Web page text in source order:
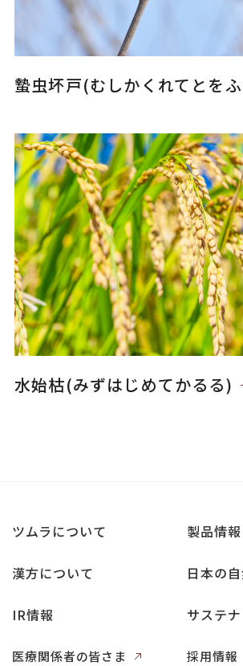
蟄虫坏戸(むしかくれてとを
水始枯(みずはじめてかるる)
ツムラについて 製品情報
漢方について 日本の
IR情報 サステ
医療関係者の皆さま 採用情報